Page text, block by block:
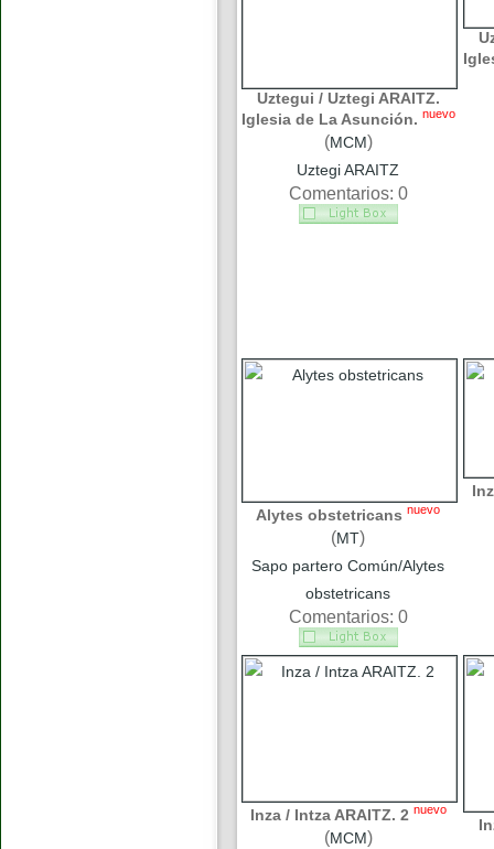
Uztegui / Uztegi ARAITZ.
Iglesia de La Asunción. nuevo
(MCM)
Uztegi ARAITZ
Comentarios: 0
Alytes obstetricans nuevo
(MT)
Sapo partero Común/Alytes
obstetricans
Comentarios: 0
Inza / Intza ARAITZ. 2 nuevo
(MCM)